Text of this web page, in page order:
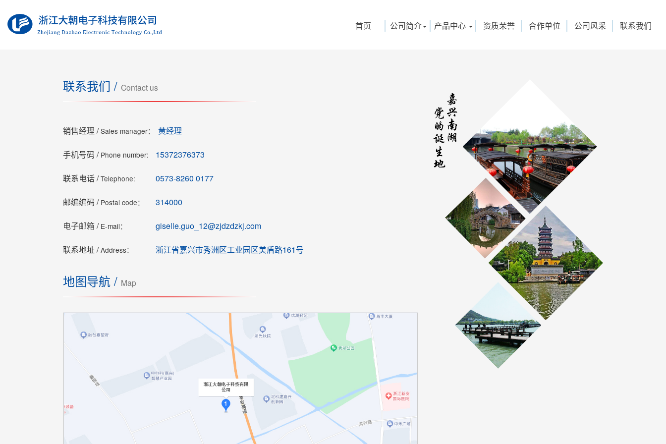
首页 公司简介 产品中心 资质荣誉 合作单位 公司风采 联系我们
联系我们 / Contact us
销售经理 /Sales manager： 黄经理
手机号码 / Phone number: 15372376373
联系电话 /Telephone: 0573-8260 0177
邮编编码 / Postal code： 314000
电子邮箱 / E-mail： giselle.guo_12@zjdzdzkj.com
联系地址 /Address： 浙江省嘉兴市秀洲区工业园区美盾路161号
地图导航 / Map